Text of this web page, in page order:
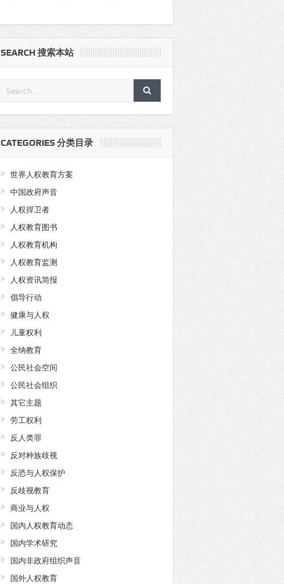
SEARCH 搜索本站
CATEGORIES 分类目录
世界人权教育方案
中国政府声音
人权捍卫者
人权教育图书
人权教育机构
人权教育监测
人权资讯简报
倡导行动
健康与人权
儿童权利
全纳教育
公民社会空间
公民社会组织
其它主题
劳工权利
反人类罪
反对种族歧视
反恐与人权保护
反歧视教育
商业与人权
国内人权教育动态
国内学术研究
国内非政府组织声音
国外人权教育